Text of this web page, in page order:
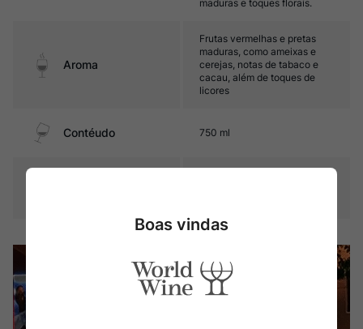
maduras e toques florais.
Aroma
Frutas vermelhas e pretas
maduras, como ameixas e
cerejas, notas de tabaco e
cacau, além de toques de
licores
Contéudo 750 ml
Boas vindas